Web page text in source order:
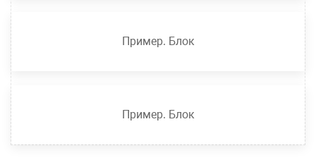
Пример. Блок
Пример. Блок